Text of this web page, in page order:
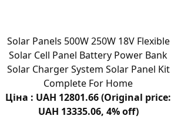
проникає
в
мантію
Землі
Solar Panels 500W 250W 18V Flexible
Solar Cell Panel Battery Power Bank
Solar Charger System Solar Panel Kit
Complete For Home
Ціна : UAH 12801.66 (Original price:
UAH 13335.06, 4% off)